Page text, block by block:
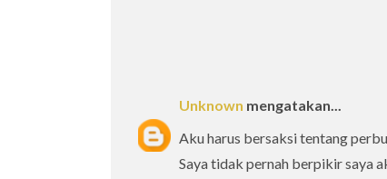
Unknown mengatakan...
Aku harus bersaksi tentang
Saya tidak pernah berpikir saya